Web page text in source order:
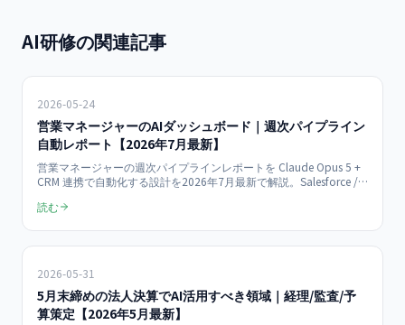
AI研修の関連記事
2026-05-24
営業マネージャーのAIダッシュボード｜週次パイプライン
自動レポート【2026年7月最新】
営業マネージャーの週次パイプラインレポートを Claude Opus 5 +
CRM 連携で自動化する設計を2026年7月最新で解説。Salesforce /
ッシュボード構築まで中小企業の導入実例を網羅。
読む
2026-05-31
5月末締めの法人決算でAI活用すべき領域｜経理/監査/予
算策定【2026年5月最新】